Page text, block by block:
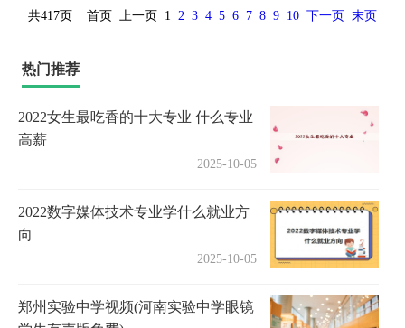
共417页 首页 上一页 1 2 3 4 5 6 7 8 9 10 下一页 末页
热门推荐
2022女生最吃香的十大专业 什么专业
高薪
2025-10-05
2022数字媒体技术专业学什么就业方
向
2025-10-05
郑州实验中学视频(河南实验中学眼镜